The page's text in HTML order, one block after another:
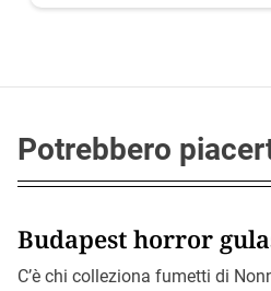
Potrebbero
Budapest horror
C’è chi colleziona fumetti di